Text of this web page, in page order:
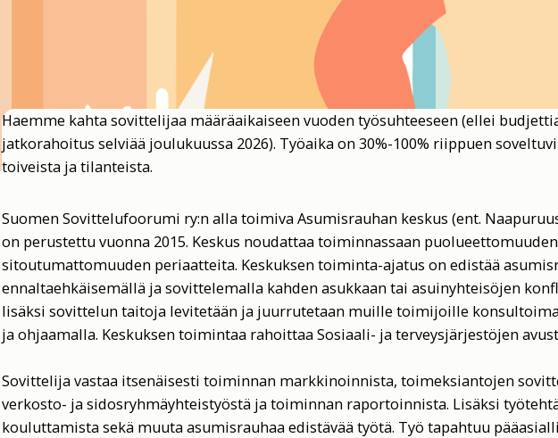
Haemme kahta sovittelijaa määräaikaiseen vuoden työsuhteeseen (ellei
jatkorahoitus selviää joulukuussa 2026). Työaika on 30%-100% riippuen
toiveista ja tilanteista.
Suomen Sovittelufoorumi ry:n alla toimiva Asumisrauhan keskus (ent.
on perustettu vuonna 2015. Keskus noudattaa toiminnassaan
sitoutumattomuuden periaatteita. Keskuksen toiminta-ajatus on edistää
ennaltaehkäisemällä ja sovittelemalla kahden asukkaan tai asuinyhteisöjen
lisäksi sovittelun taitoja levitetään ja juurrutetaan muille toimijoille
ja ohjaamalla. Keskuksen toimintaa rahoittaa Sosiaali- ja terveysjärjestöjen
Sovittelija vastaa itsenäisesti toiminnan markkinoinnista, toimeksiantojen
verkosto- ja sidosryhmäyhteistyöstä ja toiminnan raportoinnista. Lisäksi
kouluttamista sekä muuta asumisrauhaa edistävää työtä. Työ tapahtuu